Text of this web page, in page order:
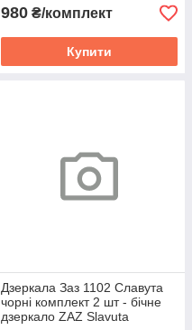
980 ₴/комплект
Купити
Дзеркала Заз 1102 Славута
чорні комплект 2 шт - бічне
дзеркало ZAZ Slavuta